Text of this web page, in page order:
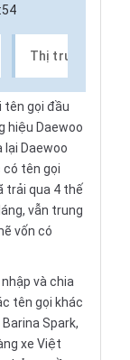
Thị trường xe
tên gọi đầu
hiệu Daewoo
lại Daewoo
có tên gọi
trải qua 4 thế
vẫn trung
vốn có
và chia
tên gọi khác
Spark,
xe Việt